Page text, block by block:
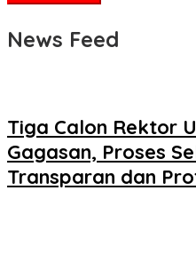
News Feed
Tiga Calon Rektor
Gagasan, Proses
Transparan dan